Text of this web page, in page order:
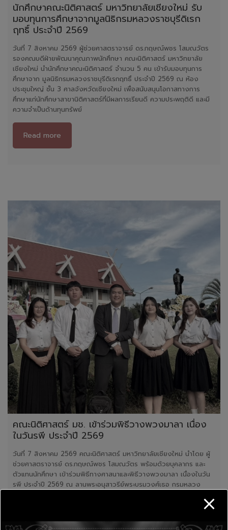
นักศึกษาคณะนิติศาสตร์ มหาวิทยาลัยเชียงใหม่ รับ
มอบทุนการศึกษาจากมูลนิธิกรมหลวงราชบุรีดิเรก
ฤทธิ์ ประจำปี 2569
วันที่ 7 สิงหาคม 2569 ผู้ช่วยศาสตราจารย์ ดร.กฤษณ์พชร โสมณวัตร
รองคณบดีฝ่ายพัฒนาคุณภาพนักศึกษา คณะนิติศาสตร์ มหาวิทยาลัย
เชียงใหม่ นำนักศึกษาคณะนิติศาสตร์ จำนวน 5 คน เข้ารับมอบทุนการ
ศึกษาจาก มูลนิธิกรมหลวงราชบุรีดิเรกฤทธิ์ ประจำปี 2569 ณ ห้อง
ประชุมใหญ่ ชั้น 3 ศาลจังหวัดเชียงใหม่ เพื่อสนับสนุนโอกาสทางการ
ศึกษาแก่นักศึกษาสาขานิติศาสตร์ที่มีผลการเรียนดี ความประพฤติดี และมี
ความจำเป็นด้านทุนทรัพย์
Read more
คณะนิติศาสตร์ มช. เข้าร่วมพิธีวางพวงมาลา เนื่อง
ในวันรพี ประจำปี 2569
วันที่ 7 สิงหาคม 2569 คณะนิติศาสตร์ มหาวิทยาลัยเชียงใหม่ นำโดย ผู้
ช่วยศาสตราจารย์ ดร.กฤษณ์พชร โสมณวัตร พร้อมด้วยบุคลากร และ
ตัวแทนนักศึกษา เข้าร่วมพิธีทางศาสนาและพิธีวางพวงมาลา เนื่องในวัน
รพี ประจำปี 2569 ณ ลานพระอนุสาวรีย์พระบรมวงศ์เธอ กรมหลวง
Read more